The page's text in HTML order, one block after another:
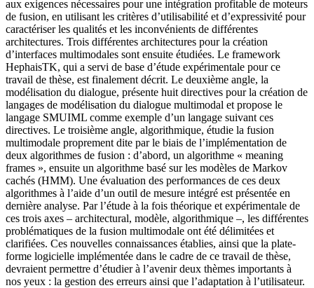
aux exigences nécessaires pour une intégration profitable de moteurs
de fusion, en utilisant les critères d’utilisabilité et d’expressivité pour
caractériser les qualités et les inconvénients de différentes
architectures. Trois différentes architectures pour la création
d’interfaces multimodales sont ensuite étudiées. Le framework
HephaisTK, qui a servi de base d’étude expérimentale pour ce
travail de thèse, est finalement décrit. Le deuxième angle, la
modélisation du dialogue, présente huit directives pour la création de
langages de modélisation du dialogue multimodal et propose le
langage SMUIML comme exemple d’un langage suivant ces
directives. Le troisième angle, algorithmique, étudie la fusion
multimodale proprement dite par le biais de l’implémentation de
deux algorithmes de fusion : d’abord, un algorithme « meaning
frames », ensuite un algorithme basé sur les modèles de Markov
cachés (HMM). Une évaluation des performances de ces deux
algorithmes à l’aide d’un outil de mesure intégré est présentée en
dernière analyse. Par l’étude à la fois théorique et expérimentale de
ces trois axes – architectural, modèle, algorithmique –, les différentes
problématiques de la fusion multimodale ont été délimitées et
clarifiées. Ces nouvelles connaissances établies, ainsi que la plate-
forme logicielle implémentée dans le cadre de ce travail de thèse,
devraient permettre d’étudier à l’avenir deux thèmes importants à
nos yeux : la gestion des erreurs ainsi que l’adaptation à l’utilisateur.